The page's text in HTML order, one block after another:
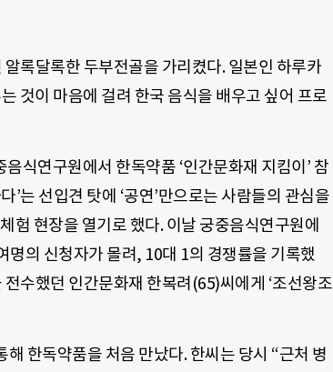
록달록한 두부전골을 가리켰다. 일본인 하루카
것이 마음에 걸려 한국 음식을 배우고 싶어 프로
식연구원에서 한독약품 ‘인간문화재 지킴이’ 참
’는 선입견 탓에 ‘공연’만으로는 사람들의 관심을
험 현장을 열기로 했다. 이날 궁중음식연구원에
의 신청자가 몰려, 10대 1의 경쟁률을 기록했
수했던 인간문화재 한복려(65)씨에게 ‘조선왕조
한독약품을 처음 만났다. 한씨는 당시 “근처 병